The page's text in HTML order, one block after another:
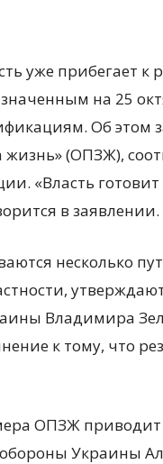
уже прибегает
на 25
Об
(ОПЗЖ),
«Власть
в заявлении.
несколько
Владимира
к тому, что
ОПЗЖ приводит
Украины